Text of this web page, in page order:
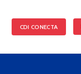
CDI CONECTA